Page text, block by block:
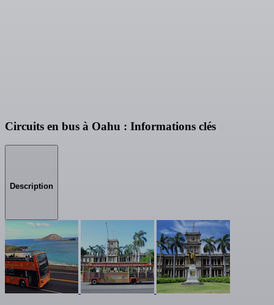
Circuits en bus à Oahu : Informations clés
Description